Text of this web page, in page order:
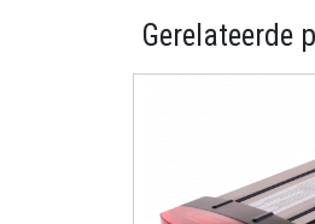
Gerelateerde